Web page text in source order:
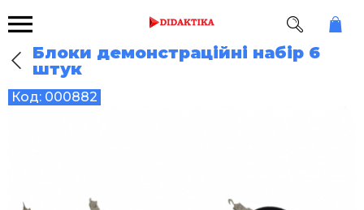
Блоки демонстраційні набір 6
штук
Код: 000882